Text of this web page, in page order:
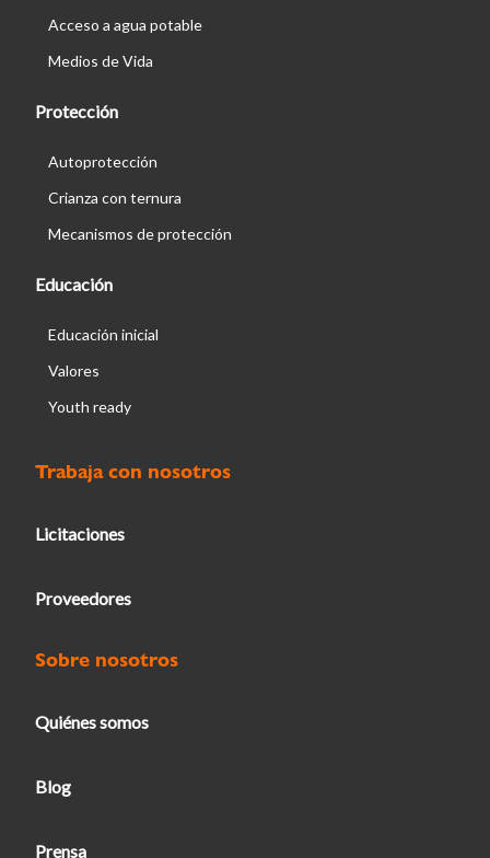
Acceso a agua potable
Medios de Vida
Protección
Autoprotección
Crianza con ternura
Mecanismos de protección
Educación
Educación inicial
Valores
Youth ready
Trabaja con nosotros
Licitaciones
Proveedores
Sobre nosotros
Quiénes somos
Blog
Prensa